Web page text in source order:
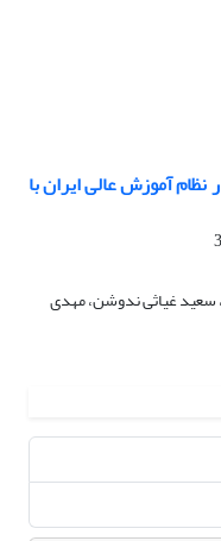
آموزش عالی ایران با
غیاثی ندوشن، مهدی